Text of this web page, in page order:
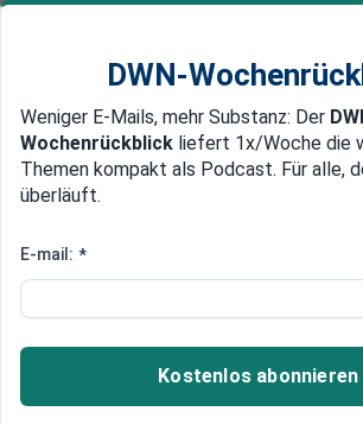
Newsticker MEIN DWN:
Edelmetalle DWN-Magazin
„Der Opportunismus der Mitte“
Entfremdung: Türken in
Deutschland wollen
Partei gründen
Aufgrund der Armenier-Resolution
DWN-
Weniger E-Mails, mehr Substanz: Der
Wochenrückblick liefert 1x/Woche die
Themen kompakt als Podcast. Für alle,
überläuft.
E-mail: *
Kostenlos abonnieren